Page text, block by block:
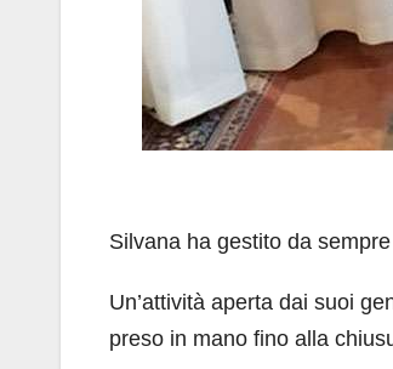
Silvana ha gestito da
Un’attività aperta dai suoi
preso in mano fino alla